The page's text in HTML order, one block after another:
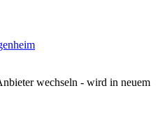
wechseln - wird in neuem